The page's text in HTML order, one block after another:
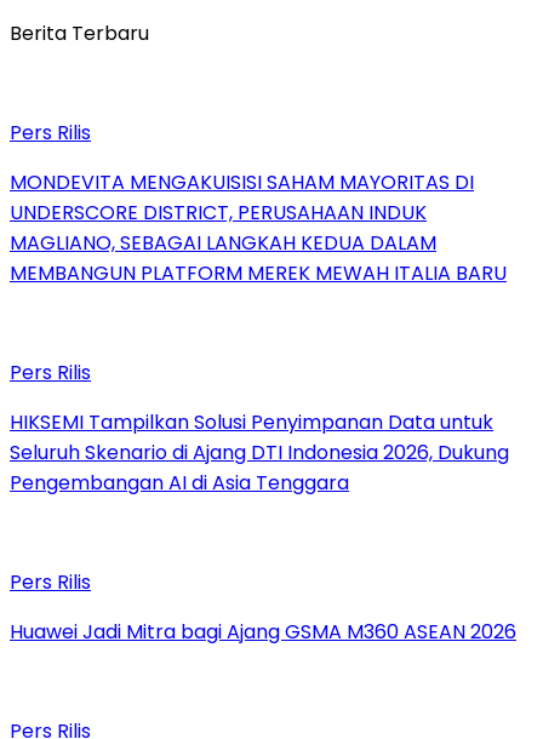
Berita Terbaru
Pers Rilis
MONDEVITA MENGAKUISISI SAHAM MAYORITAS DI
UNDERSCORE DISTRICT, PERUSAHAAN INDUK
MAGLIANO, SEBAGAI LANGKAH KEDUA DALAM
MEMBANGUN PLATFORM MEREK MEWAH ITALIA BARU
Pers Rilis
HIKSEMI Tampilkan Solusi Penyimpanan Data untuk
Seluruh Skenario di Ajang DTI Indonesia 2026, Dukung
Pengembangan AI di Asia Tenggara
Pers Rilis
Huawei Jadi Mitra bagi Ajang GSMA M360 ASEAN 2026
Pers Rilis